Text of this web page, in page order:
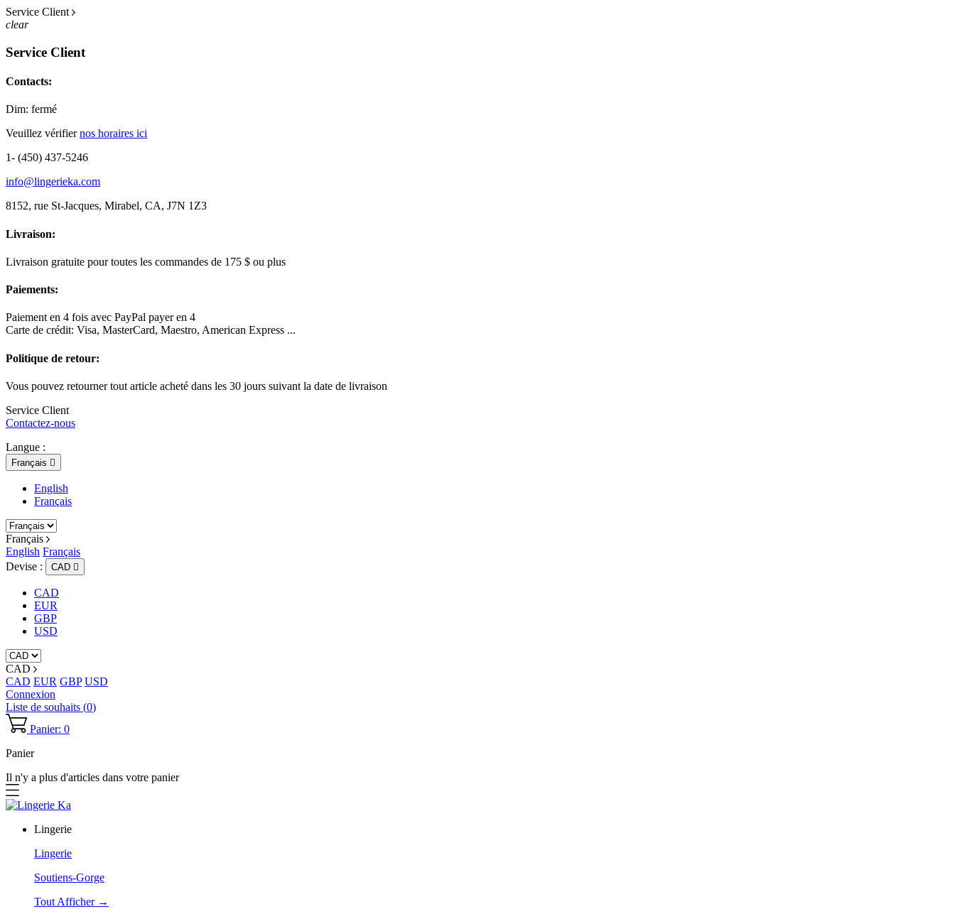
Service Client
clear
Service Client
Contacts:
Dim: fermé
Veuillez vérifiernos horaires ici
1- (450) 437-5246
info@lingerieka.com
8152, rue St-Jacques, Mirabel, CA, J7N 1Z3
Livraison:
Livraison gratuite pour toutes les commandes de 175 $ ou plus
Paiements:
Paiement en 4 fois avec PayPal payer en 4
Carte de crédit: Visa, MasterCard, Maestro, American Express ...
Politique de retour:
Vous pouvez retourner tout article acheté dans les 30 jours suivant la date de livraison
Service Client
Contactez-nous
Langue :
Français 
English
Français
Français
English Français
Devise :
CAD 
CAD
EUR
GBP
USD
CAD
CAD EUR GBP USD
Connexion
Liste de souhaits (0)
Panier: 0
Panier
Il n'y a plus d'articles dans votre panier
Lingerie
Lingerie
Soutiens-Gorge
Tout Afficher →